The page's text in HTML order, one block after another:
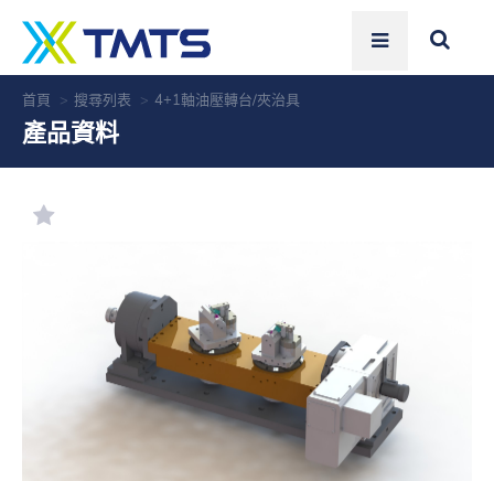
首頁 搜尋列表 4+1軸油壓轉台/夾治具
產品資料